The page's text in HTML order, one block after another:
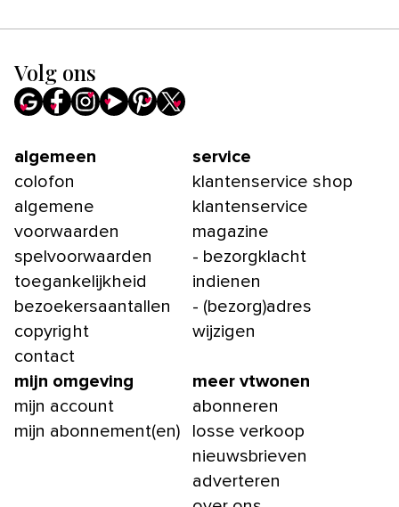
Volg ons
algemeen
colofon
algemene
voorwaarden
spelvoorwaarden
toegankelijkheid
bezoekersaantallen
copyright
contact
service
klantenservice shop
klantenservice
magazine
- bezorgklacht
indienen
- (bezorg)adres
wijzigen
mijn omgeving
mijn account
mijn abonnement(en)
meer vtwonen
abonneren
losse verkoop
nieuwsbrieven
adverteren